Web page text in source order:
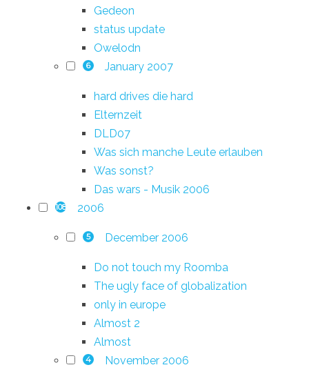
Gedeon
status update
Owelodn
6 January 2007
hard drives die hard
Elternzeit
DLD07
Was sich manche Leute erlauben
Was sonst?
Das wars - Musik 2006
108 2006
5 December 2006
Do not touch my Roomba
The ugly face of globalization
only in europe
Almost 2
Almost
4 November 2006